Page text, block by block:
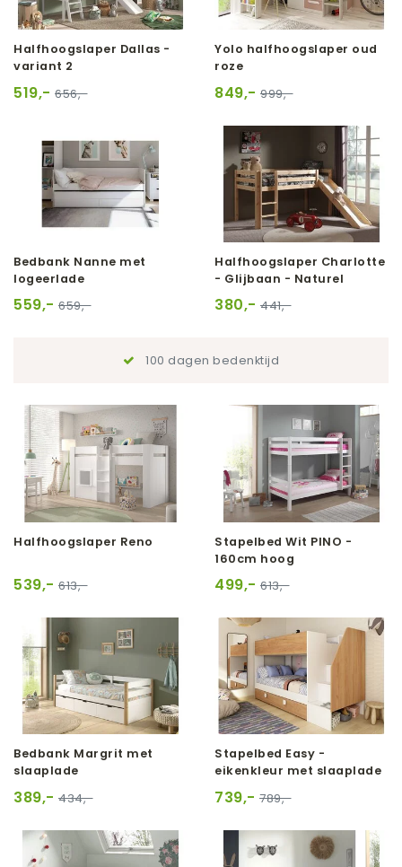
Halfhoogslaper Dallas -
variant 2
519,- 656,-
Yolo halfhoogslaper oud
roze
849,- 999,-
Bedbank Nanne met
logeerlade
559,- 659,-
Halfhoogslaper Charlotte
- Glijbaan - Naturel
380,- 441,-
100 dagen bedenktijd
Halfhoogslaper Reno
539,- 613,-
Stapelbed Wit PINO -
160cm hoog
499,- 613,-
Bedbank Margrit met
slaaplade
389,- 434,-
Stapelbed Easy -
eikenkleur met slaaplade
739,- 789,-